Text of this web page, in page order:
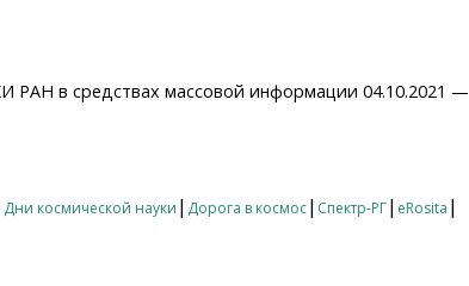
в средствах массовой информации 04.10.2021 —
Дни космической науки | Дорога в космос| Спектр-РГ| eRosita |